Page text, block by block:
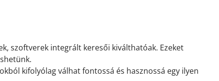
szoftverek integrált keresői kiválthatóak. Ezeket
kifolyólag válhat fontossá és hasznossá egy ilyen